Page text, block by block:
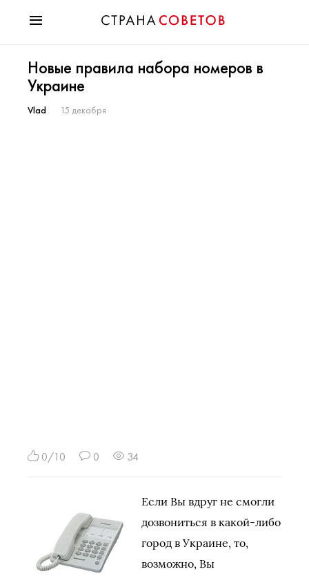
Мода
Звезды
Гороскопы
Новые правила набора номеров в
Украине
Vlad 15 декабря
0/10 0 34
Если Вы вдруг не смогли
дозвониться в какой-либо
город в Украине, то,
возможно, Вы